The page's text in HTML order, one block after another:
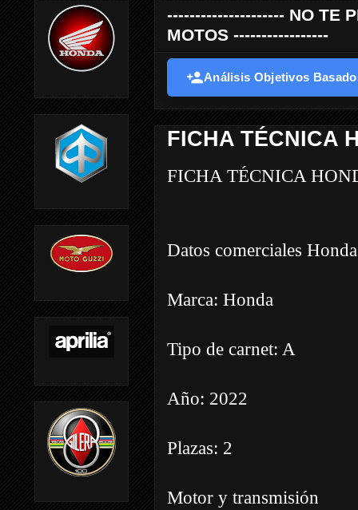
--------------------- NO TE
MOTOS -----------------
Análisis Objetivos
FICHA TÉCNICA
FICHA TÉCNICA
Datos comerciales
Marca: Honda
Tipo de carnet: A
Año: 2022
Plazas: 2
Motor y transmisión